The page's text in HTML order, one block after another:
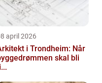
april 2026
i Trondheim: Når
skal bli